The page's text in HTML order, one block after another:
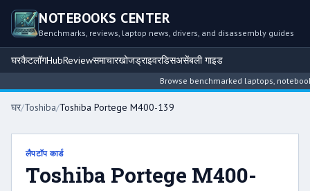
NOTEBOOKS CENTER
Benchmarks, reviews, laptop news, drivers, and disassembly guides
घरकैटलॉगHubReviewसमाचारखोजड्राइवरडिसअसेंबली गाइड
Browse benchmarked laptops,
घर/Toshiba/Toshiba Portege M400-139
लैपटॉप कार्ड
Toshiba Portege M400-